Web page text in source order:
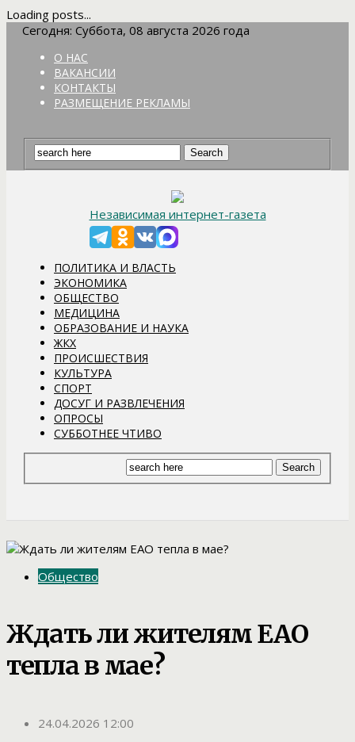
Loading posts...
Сегодня: Суббота, 08 августа 2026 года
О НАС
ВАКАНСИИ
КОНТАКТЫ
РАЗМЕЩЕНИЕ РЕКЛАМЫ
Независимая интернет-газета
ПОЛИТИКА И ВЛАСТЬ
ЭКОНОМИКА
ОБЩЕСТВО
МЕДИЦИНА
ОБРАЗОВАНИЕ И НАУКА
ЖКХ
ПРОИСШЕСТВИЯ
КУЛЬТУРА
СПОРТ
ДОСУГ И РАЗВЛЕЧЕНИЯ
ОПРОСЫ
СУББОТНЕЕ ЧТИВО
Общество
Ждать ли жителям ЕАО
тепла в мае?
24.04.2026 12:00